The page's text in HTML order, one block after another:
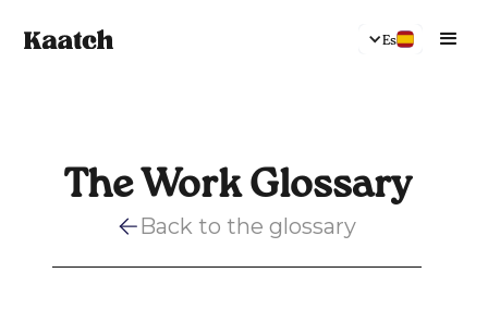
Es
The Work Glossary
Back to the glossary